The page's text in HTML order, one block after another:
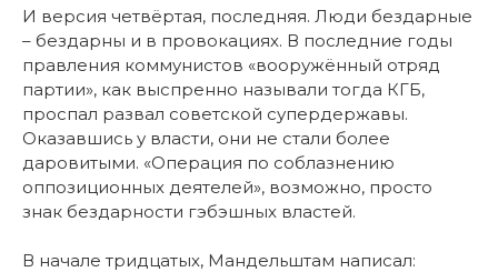
И версия четвёртая, последняя. Люди бездарные
– бездарны и в провокациях. В последние годы
правления коммунистов «вооружённый отряд
партии», как выспренно называли тогда КГБ,
проспал развал советской супердержавы.
Оказавшись у власти, они не стали более
даровитыми. «Операция по соблазнению
оппозиционных деятелей», возможно, просто
знак бездарности гэбэшных властей.
В начале тридцатых, Мандельштам написал: